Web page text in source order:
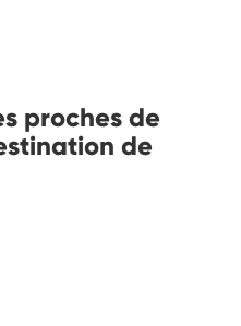
proches de
de